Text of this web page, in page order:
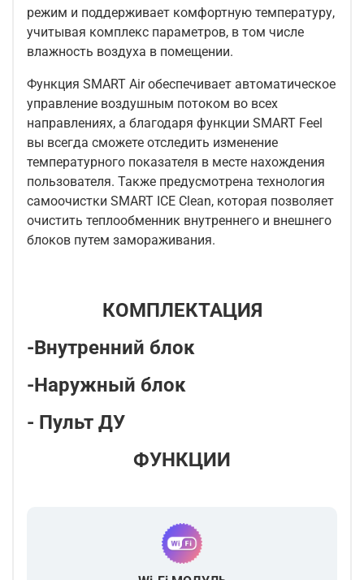
режим и поддерживает комфортную температуру,
учитывая комплекс параметров, в том числе
влажность воздуха в помещении.
Функция SMART Air обеспечивает автоматическое
управление воздушным потоком во всех
направлениях, а благодаря функции SMART Feel
вы всегда сможете отследить изменение
температурного показателя в месте нахождения
пользователя. Также предусмотрена технология
самоочистки SMART ICE Clean, которая позволяет
очистить теплообменник внутреннего и внешнего
блоков путем замораживания.
КОМПЛЕКТАЦИЯ
-Внутренний блок
-Наружный блок
- Пульт ДУ
ФУНКЦИИ